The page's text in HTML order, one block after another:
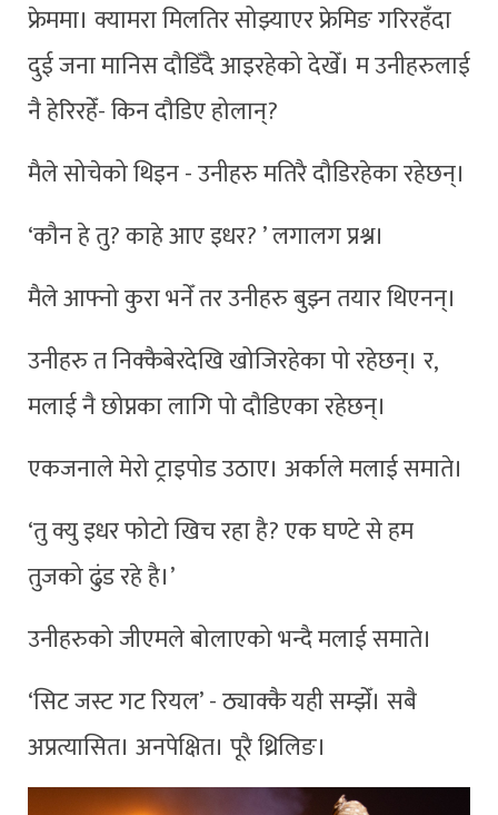
फ्रेममा। क्यामरा मिलतिर सोझ्याएर फ्रेमिङ गरिरहँदा
दुई जना मानिस दौडिँदै आइरहेको देखेँ। म उनीहरुलाई
नै हेरिरहेँ- किन दौडिए होलान्?
मैले सोचेको थिइन - उनीहरु मतिरै दौडिरहेका रहेछन्।
‘कौन हे तु? काहे आए इधर? ’ लगालग प्रश्न।
मैले आफ्नो कुरा भनेँ तर उनीहरु बुझ्न तयार थिएनन्।
उनीहरु त निक्कैबेरदेखि खोजिरहेका पो रहेछन्। र,
मलाई नै छोप्नका लागि पो दौडिएका रहेछन्।
एकजनाले मेरो ट्राइपोड उठाए। अर्काले मलाई समाते।
‘तु क्यु इधर फोटो खिच रहा है? एक घण्टे से हम
तुजको ढुंड रहे है।’
उनीहरुको जीएमले बोलाएको भन्दै मलाई समाते।
‘सिट जस्ट गट रियल’ - ठ्याक्कै यही सम्झेँ। सबै
अप्रत्यासित। अनपेक्षित। पूरै थ्रिलिङ।